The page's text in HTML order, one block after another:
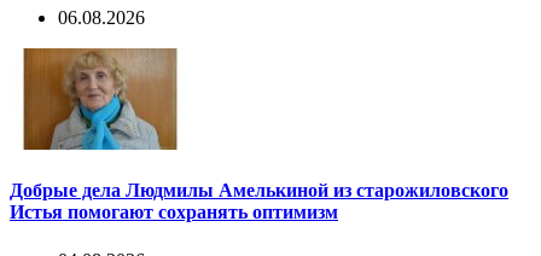
06.08.2026
Добрые дела Людмилы Амелькиной из старожиловского
Истья помогают сохранять оптимизм